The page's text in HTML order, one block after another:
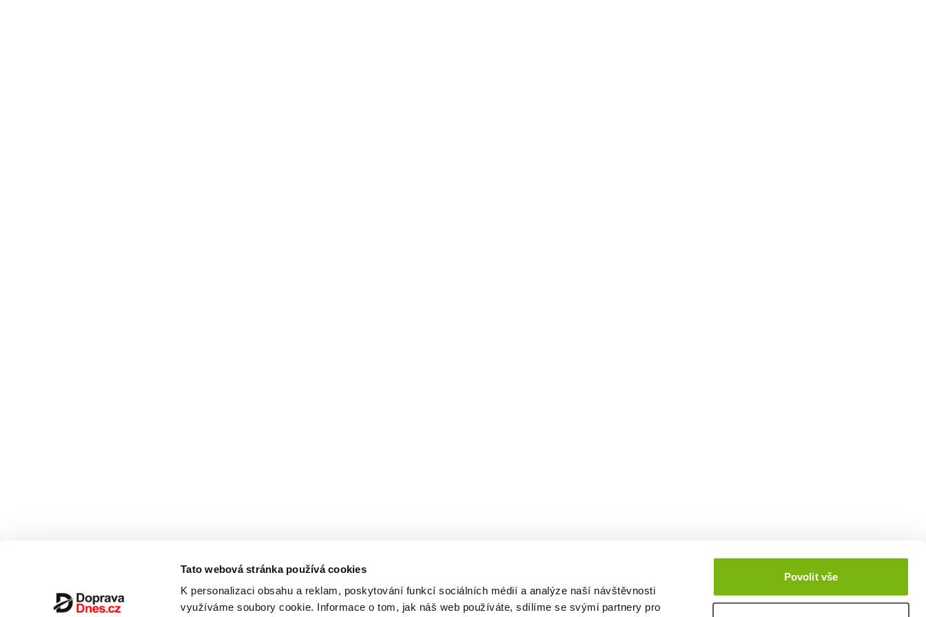
Tato webová stránka používá cookies
K personalizaci obsahu a reklam, poskytování funkcí sociálních médií a analýze naší návštěvnosti
využíváme soubory cookie. Informace o tom, jak náš web používáte, sdílíme se svými partnery pro
Povolit vše